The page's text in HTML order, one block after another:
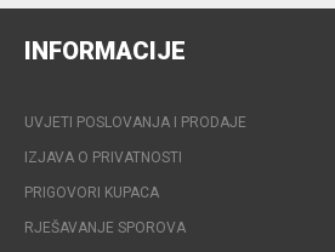
INFORMACIJE
UVJETI POSLOVANJA I PRODAJE
IZJAVA O PRIVATNOSTI
PRIGOVORI KUPACA
RJEŠAVANJE SPOROVA